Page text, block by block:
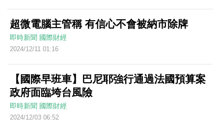
超微電腦主管稱 有信心不會被納市除牌
即時新聞 國際財經
2024/12/11 01:16
【國際早班車】巴尼耶強行通過法國預算案
政府面臨垮台風險
即時新聞 國際財經
2024/12/03 06:52